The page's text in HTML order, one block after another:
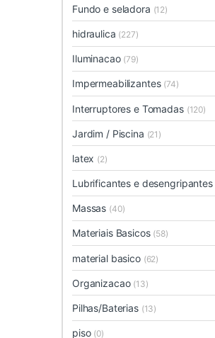
Fundo e seladora (12)
hidraulica (227)
Iluminacao (79)
Impermeabilizantes (74)
Interruptores e Tomadas (120)
Jardim / Piscina (21)
latex (2)
Lubrificantes e desengripantes
Massas (40)
Materiais Basicos (58)
material basico (62)
Organizacao (13)
Pilhas/Baterias (13)
piso (0)